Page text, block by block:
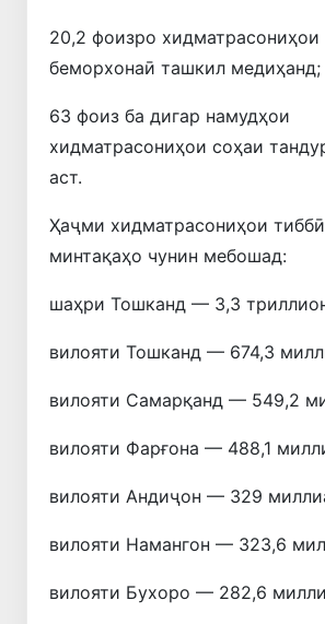
20,2 фоизро хидматрасониҳои
беморхонаӣ ташкил медиҳанд;
63 фоиз ба дигар намудҳои
хидматрасониҳои соҳаи
аст.
Ҳаҷми хидматрасониҳои
минтақаҳо чунин мебошад:
шаҳри Тошканд — 3,3
вилояти Тошканд — 674,3
вилояти Самарқанд — 549,2
вилояти Фарғона — 488,1
вилояти Андиҷон — 329
вилояти Намангон — 323,6
вилояти Бухоро — 282,6